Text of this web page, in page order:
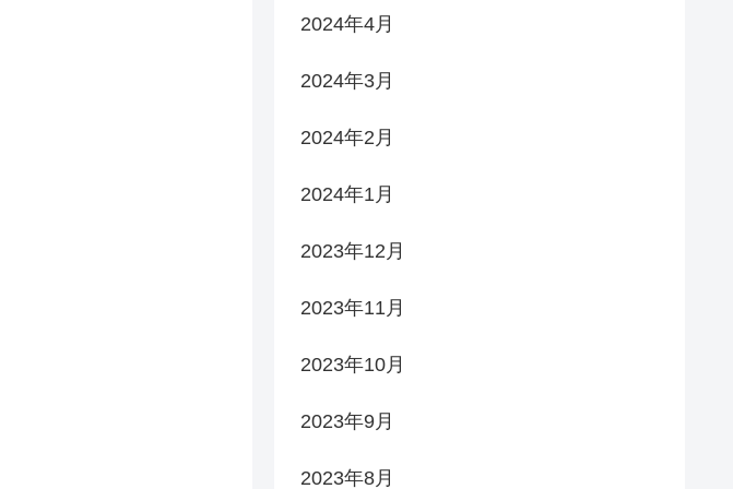
2024年4月
2024年3月
2024年2月
2024年1月
2023年12月
2023年11月
2023年10月
2023年9月
2023年8月